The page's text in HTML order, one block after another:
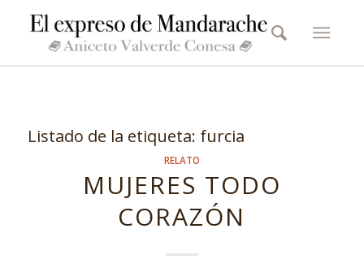
Listado de la etiqueta: furcia
RELATO
MUJERES TODO
CORAZÓN